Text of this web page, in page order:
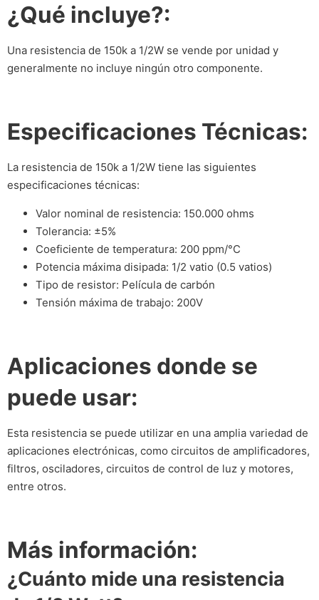
¿Qué incluye?:
Una resistencia de 150k a 1/2W se vende por unidad y
generalmente no incluye ningún otro componente.
Especificaciones Técnicas:
La resistencia de 150k a 1/2W tiene las siguientes
especificaciones técnicas:
Valor nominal de resistencia: 150.000 ohms
Tolerancia: ±5%
Coeficiente de temperatura: 200 ppm/°C
Potencia máxima disipada: 1/2 vatio (0.5 vatios)
Tipo de resistor: Película de carbón
Tensión máxima de trabajo: 200V
Aplicaciones donde se
puede usar:
Esta resistencia se puede utilizar en una amplia variedad de
aplicaciones electrónicas, como circuitos de amplificadores,
filtros, osciladores, circuitos de control de luz y motores,
entre otros.
Más información:
¿Cuánto mide una resistencia